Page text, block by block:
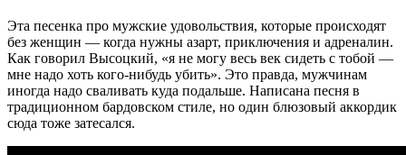
Эта песенка про мужские удовольствия, которые происходят
без женщин — когда нужны азарт, приключения и адреналин.
Как говорил Высоцкий, «я не могу весь век сидеть с тобой —
мне надо хоть кого-нибудь убить». Это правда, мужчинам
иногда надо сваливать куда подальше. Написана песня в
традиционном бардовском стиле, но один блюзовый аккордик
сюда тоже затесался.